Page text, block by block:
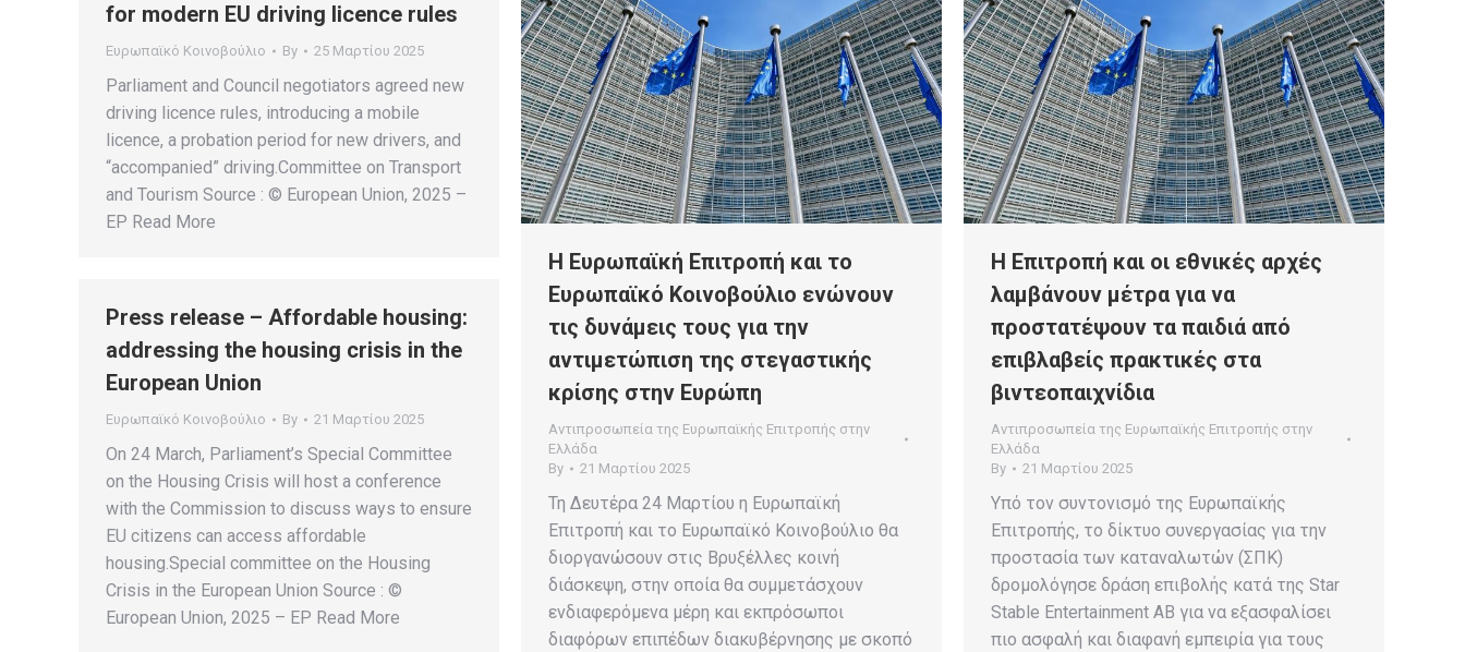
for modern EU driving licence rules
Ευρωπαϊκό Κοινοβούλιο By 25 Μαρτίου 2025
Parliament and Council negotiators agreed new
driving licence rules, introducing a mobile
licence, a probation period for new drivers, and
“accompanied” driving.Committee on Transport
and Tourism Source : © European Union, 2025 –
EP Read More
Η Ευρωπαϊκή Επιτροπή και το
Ευρωπαϊκό Κοινοβούλιο ενώνουν
τις δυνάμεις τους για την
αντιμετώπιση της στεγαστικής
κρίσης στην Ευρώπη
Αντιπροσωπεία της Ευρωπαϊκής Επιτροπής στην
Ελλάδα
By
21 Μαρτίου 2025
Τη Δευτέρα 24 Μαρτίου η Ευρωπαϊκή
Επιτροπή και το Ευρωπαϊκό Κοινοβούλιο θα
διοργανώσουν στις Βρυξέλλες κοινή
διάσκεψη, στην οποία θα συμμετάσχουν
ενδιαφερόμενα μέρη και εκπρόσωποι
διαφόρων επιπέδων διακυβέρνησης με σκοπό
Η Επιτροπή και οι εθνικές αρχές
λαμβάνουν μέτρα για να
προστατέψουν τα παιδιά από
επιβλαβείς πρακτικές στα
βιντεοπαιχνίδια
Αντιπροσωπεία της Ευρωπαϊκής Επιτροπής στην
Ελλάδα
By
21 Μαρτίου 2025
Υπό τον συντονισμό της Ευρωπαϊκής
Επιτροπής, το δίκτυο συνεργασίας για την
προστασία των καταναλωτών (ΣΠΚ)
δρομολόγησε δράση επιβολής κατά της Star
Stable Entertainment AB για να εξασφαλίσει
πιο ασφαλή και διαφανή εμπειρία για τους
Press release – Affordable housing:
addressing the housing crisis in the
European Union
Ευρωπαϊκό Κοινοβούλιο By 21 Μαρτίου 2025
On 24 March, Parliament’s Special Committee
on the Housing Crisis will host a conference
with the Commission to discuss ways to ensure
EU citizens can access affordable
housing.Special committee on the Housing
Crisis in the European Union Source : ©
European Union, 2025 – EP Read More